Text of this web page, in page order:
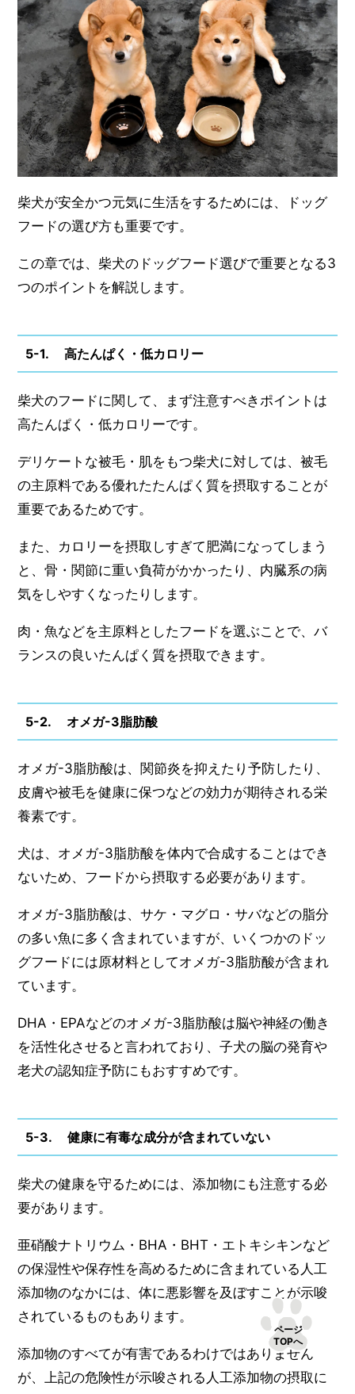
柴犬が安全かつ元気に生活をするためには、ドッグ
フードの選び方も重要です。
この章では、柴犬のドッグフード選びで重要となる3
つのポイントを解説します。
5-1. 高たんぱく・低カロリー
柴犬のフードに関して、まず注意すべきポイントは
高たんぱく・低カロリーです。
デリケートな被毛・肌をもつ柴犬に対しては、被毛
の主原料である優れたたんぱく質を摂取することが
重要であるためです。
また、カロリーを摂取しすぎて肥満になってしまう
と、骨・関節に重い負荷がかかったり、内臓系の病
気をしやすくなったりします。
肉・魚などを主原料としたフードを選ぶことで、バ
ランスの良いたんぱく質を摂取できます。
5-2. オメガ-3脂肪酸
オメガ-3脂肪酸は、関節炎を抑えたり予防したり、
皮膚や被毛を健康に保つなどの効力が期待される栄
養素です。
犬は、オメガ-3脂肪酸を体内で合成することはでき
ないため、フードから摂取する必要があります。
オメガ-3脂肪酸は、サケ・マグロ・サバなどの脂分
の多い魚に多く含まれていますが、いくつかのドッ
グフードには原材料としてオメガ-3脂肪酸が含まれ
ています。
DHA・EPAなどのオメガ-3脂肪酸は脳や神経の働き
を活性化させると言われており、子犬の脳の発育や
老犬の認知症予防にもおすすめです。
5-3. 健康に有毒な成分が含まれていない
柴犬の健康を守るためには、添加物にも注意する必
要があります。
亜硝酸ナトリウム・BHA・BHT・エトキシキンなど
の保湿性や保存性を高めるために含まれている人工
添加物のなかには、体に悪影響を及ぼすことが示唆
されているものもあります。
添加物のすべてが有害であるわけではありません
が、上記の危険性が示唆される人工添加物の摂取に
ページ
TOPへ